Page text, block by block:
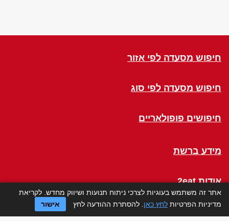
חיפוש מסעדה לפי אזור
חיפוש מסעדה לפי סוג
חיפושים פופולאריים
מידע ברשת
אודות 2eat
Click a Table
אתר זה משתמש בעוגיות לצרכי ניתוח תנועות ושיווק מחדש. לקריאת
מדיניות הפרטיות לחץ כאן . להסתרת ההודעה לחץ אישור